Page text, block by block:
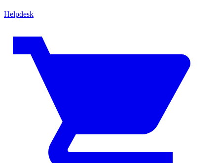
Helpdesk